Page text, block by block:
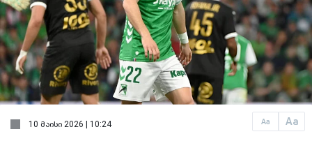
Aa Aa
10 მაისი 2026 | 10:24